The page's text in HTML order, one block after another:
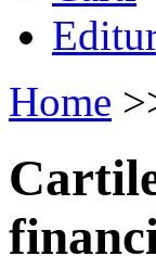
Home